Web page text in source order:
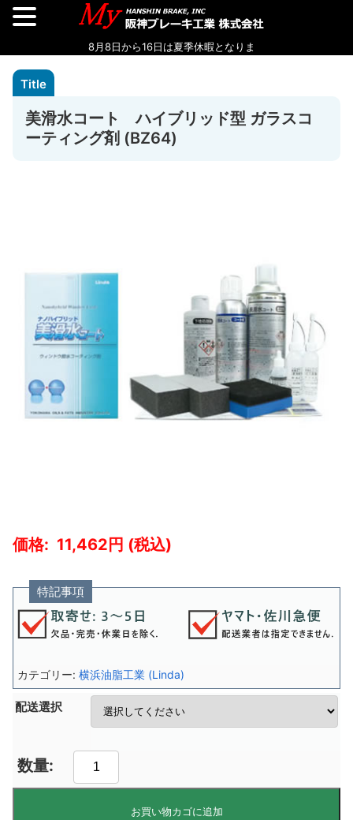
美滑水コート ハイブリッド型 ガラスコ
ーティング剤 (BZ64)
11,462
特記事項
配送選択
お買い物カゴに追加
カテゴリー: 横浜油脂工業 (Linda)